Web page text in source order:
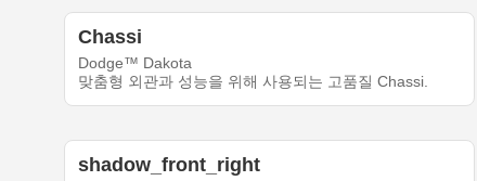
Chassi
Dodge™ Dakota
맞춤형 외관과 성능을 위해 사용되는 고품질 Chassi.
shadow_front_right